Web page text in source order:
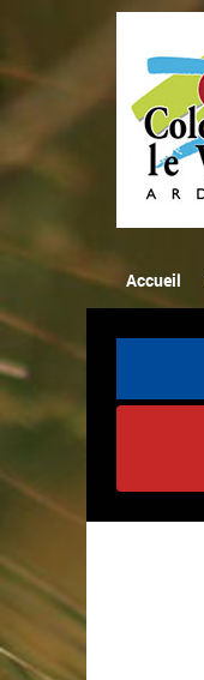
Accueil